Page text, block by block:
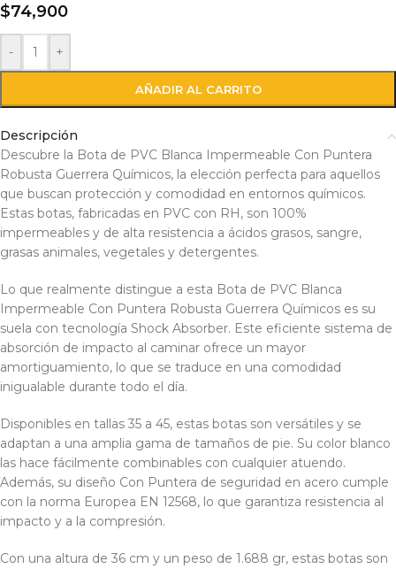
$74,900
- +
AÑADIR AL CARRITO
Descripción
Descubre la Bota de PVC Blanca Impermeable Con Puntera
Robusta Guerrera Químicos, la elección perfecta para aquellos
que buscan protección y comodidad en entornos químicos.
Estas botas, fabricadas en PVC con RH, son 100%
impermeables y de alta resistencia a ácidos grasos, sangre,
grasas animales, vegetales y detergentes.
Lo que realmente distingue a esta Bota de PVC Blanca
Impermeable Con Puntera Robusta Guerrera Químicos es su
suela con tecnología Shock Absorber. Este eficiente sistema de
absorción de impacto al caminar ofrece un mayor
amortiguamiento, lo que se traduce en una comodidad
inigualable durante todo el día.
Disponibles en tallas 35 a 45, estas botas son versátiles y se
adaptan a una amplia gama de tamaños de pie. Su color blanco
las hace fácilmente combinables con cualquier atuendo.
Además, su diseño Con Puntera de seguridad en acero cumple
con la norma Europea EN 12568, lo que garantiza resistencia al
impacto y a la compresión.
Con una altura de 36 cm y un peso de 1.688 gr, estas botas son